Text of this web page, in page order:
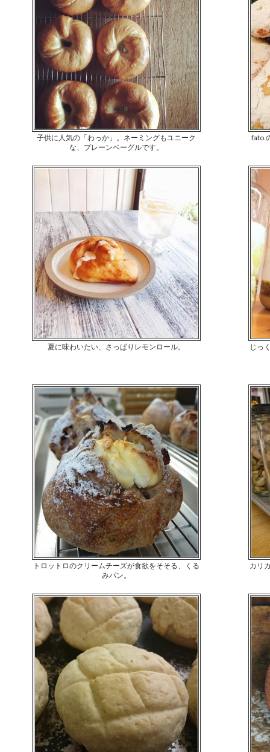
子供に人気の「わっか」。ネーミングもユニーク
な、プレーンベーグルです。
fato.
夏に味わいたい、さっぱりレモンロール。 じっ
トロットロのクリームチーズが食欲をそそる、くる
みパン。
カリ